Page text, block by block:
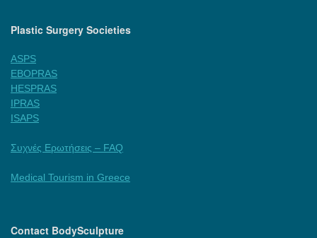
Plastic Surgery Societies
ASPS
EBOPRAS
HESPRAS
IPRAS
ISAPS
Συχνές Ερωτήσεις – FAQ
Medical Tourism in Greece
Contact BodySculpture